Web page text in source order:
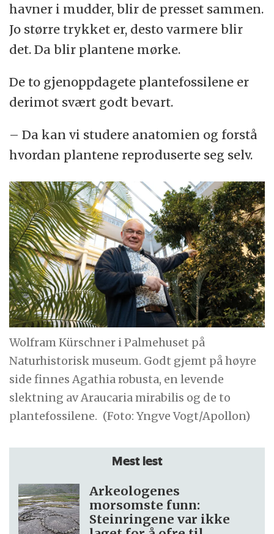
havner i mudder, blir de presset sammen.
Jo større trykket er, desto varmere blir
det. Da blir plantene mørke.
De to gjenoppdagete plantefossilene er
derimot svært godt bevart.
– Da kan vi studere anatomien og forstå
hvordan plantene reproduserte seg selv.
Wolfram Kürschner i Palmehuset på
Naturhistorisk museum. Godt gjemt på høyre
side finnes Agathia robusta, en levende
slektning av Araucaria mirabilis og de to
plantefossilene. (Foto: Yngve Vogt/Apollon)
Mest lest
Arkeologenes
morsomste funn:
Steinringene var ikke